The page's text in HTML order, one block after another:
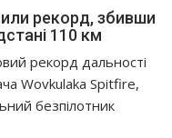
рекорд, збивши
110 км
рекорд дальності
Wovkulaka Spitfire,
безпілотник